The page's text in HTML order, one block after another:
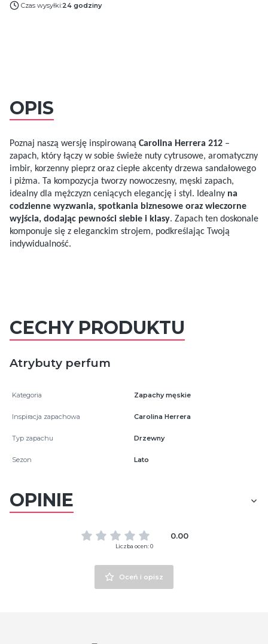
Czas wysyłki:24 godziny
OPIS
Poznaj naszą wersję inspirowaną Carolina Herrera 212 –
zapach, który łączy w sobie świeże nuty cytrusowe, aromatyczny
imbir, korzenny pieprz oraz ciepłe akcenty drzewa sandałowego
i piżma. Ta kompozycja tworzy nowoczesny, męski zapach,
idealny dla mężczyzn ceniących elegancję i styl. Idealny na
codzienne wyzwania, spotkania biznesowe oraz wieczorne
wyjścia, dodając pewności siebie i klasy. Zapach ten doskonale
komponuje się z eleganckim strojem, podkreślając Twoją
indywidualność.
CECHY PRODUKTU
Atrybuty perfum
Kategoria Zapachy męskie
Inspiracja zapachowa Carolina Herrera
Typ zapachu Drzewny
Sezon Lato
OPINIE
0.00
Liczba ocen: 0
Oceń i opisz